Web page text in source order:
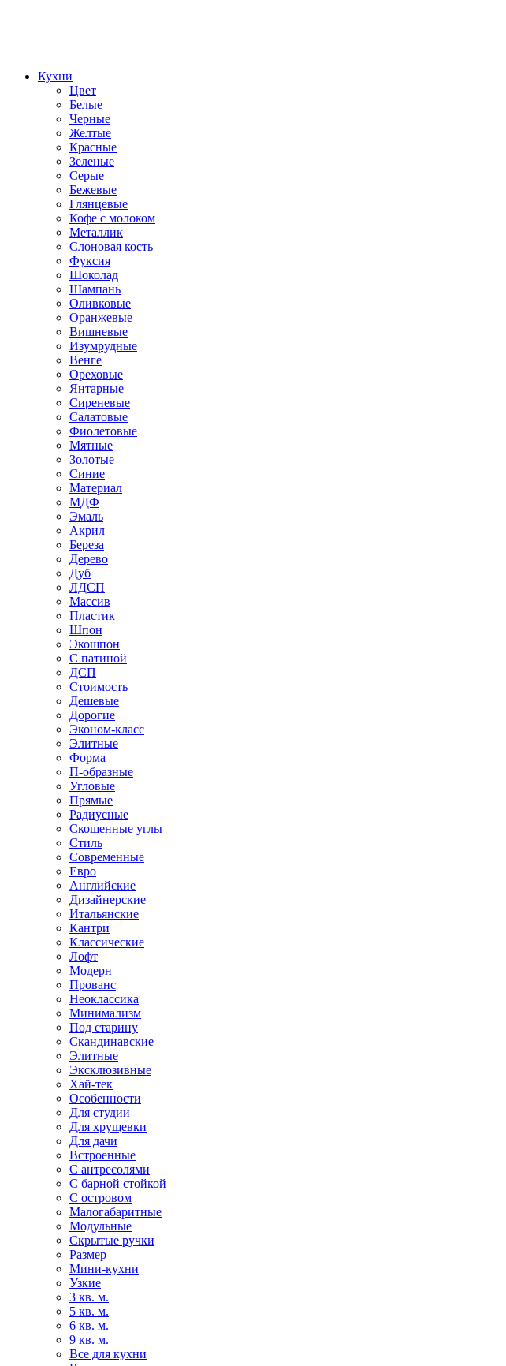
Кухни
Цвет
Белые
Черные
Желтые
Красные
Зеленые
Серые
Бежевые
Глянцевые
Кофе с молоком
Металлик
Слоновая кость
Фуксия
Шоколад
Шампань
Оливковые
Оранжевые
Вишневые
Изумрудные
Венге
Ореховые
Янтарные
Сиреневые
Салатовые
Фиолетовые
Мятные
Золотые
Синие
Материал
МДФ
Эмаль
Акрил
Береза
Дерево
Дуб
ЛДСП
Массив
Пластик
Шпон
Экошпон
С патиной
ДСП
Стоимость
Дешевые
Дорогие
Эконом-класс
Элитные
Форма
П-образные
Угловые
Прямые
Радиусные
Скошенные углы
Стиль
Современные
Евро
Английские
Дизайнерские
Итальянские
Кантри
Классические
Лофт
Модерн
Прованс
Неоклассика
Минимализм
Под старину
Скандинавские
Элитные
Эксклюзивные
Хай-тек
Особенности
Для студии
Для хрущевки
Для дачи
Встроенные
С антресолями
С барной стойкой
С островом
Малогабаритные
Модульные
Скрытые ручки
Размер
Мини-кухни
Узкие
3 кв. м.
5 кв. м.
6 кв. м.
9 кв. м.
Все для кухни